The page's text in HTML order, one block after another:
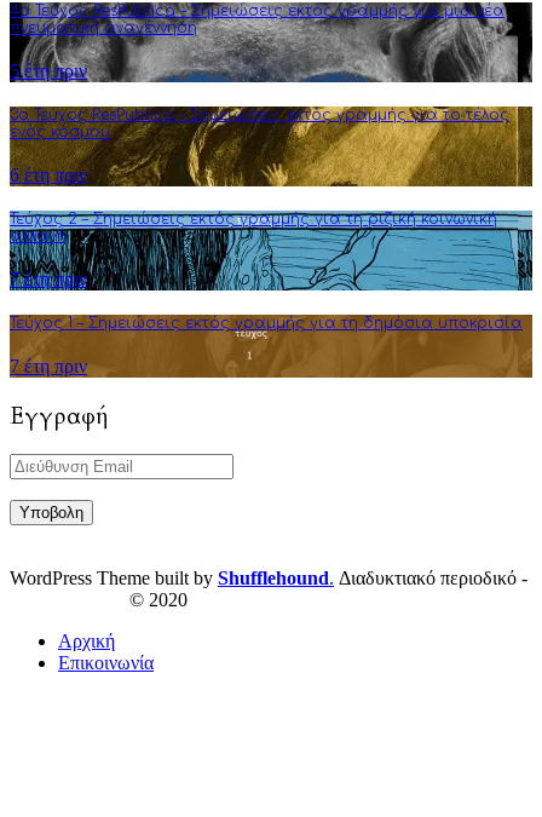
4o Τεύχος ResPublica – Σημειώσεις εκτός γραμμής για μια νέα
πνευματική αναγέννηση
5 έτη πριν
3o Τεύχος ResPublica – Σημειώσεις εκτός γραμμής για το τέλος
ενός κόσμου
6 έτη πριν
Τεύχος 2 – Σημειώσεις εκτός γραμμής για τη ριζική κοινωνική
αλλαγή
7 έτη πριν
Τεύχος 1 – Σημειώσεις εκτός γραμμής για τη δημόσια υποκρισία
7 έτη πριν
Εγγραφή
WordPress Theme built by Shufflehound. Διαδυκτιακό περιοδικό -
© 2020
Αρχική
Επικοινωνία